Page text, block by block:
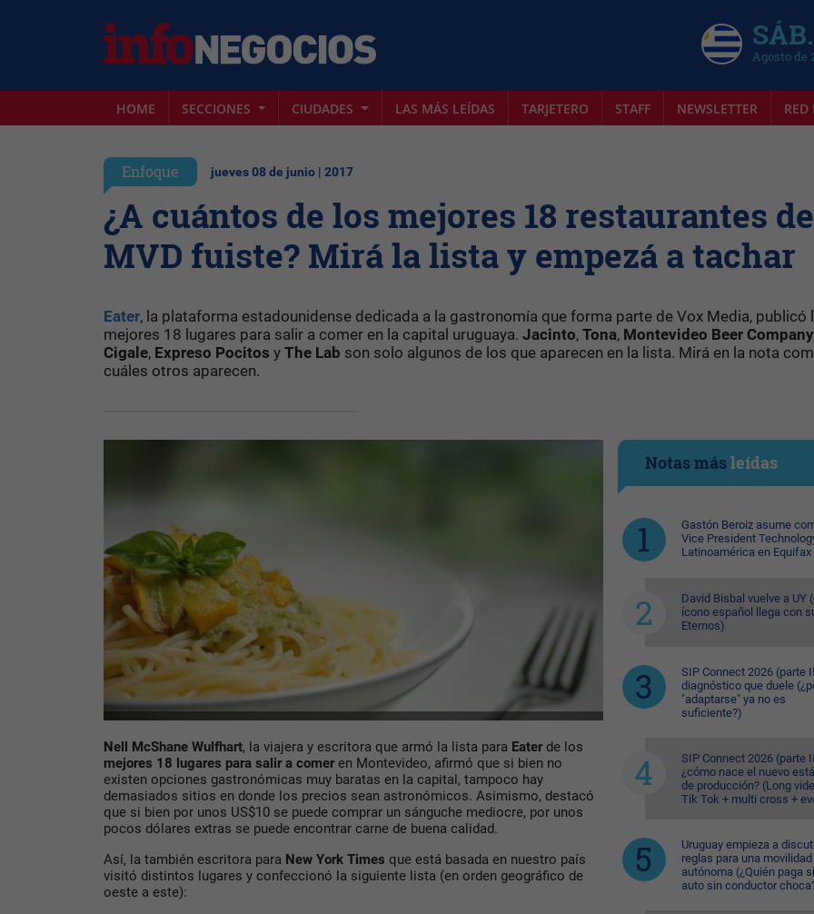
Agosto de
HOME SECCIONES CIUDADES LAS MÁS LEÍDAS TARJETERO STAFF NEWSLETTER RED
Enfoque jueves 08 de junio | 2017
¿A cuántos de los mejores 18 restaurantes de
MVD fuiste? Mirá la lista y empezá a tachar
Eater, la plataforma estadounidense dedicada a la gastronomía que forma parte de Vox Media, publicó
mejores 18 lugares para salir a comer en la capital uruguaya. Jacinto, Tona, Montevideo Beer Company
Cigale, Expreso Pocitos y The Lab son solo algunos de los que aparecen en la lista. Mirá en la nota
cuáles otros aparecen.
Nell McShane Wulfhart, la viajera y escritora que armó la lista para Eaterde los
mejores 18 lugares para salir a comeren Montevideo, afirmó que si bien no
existen opciones gastronómicas muy baratas en la capital, tampoco hay
demasiados sitios en donde los precios sean astronómicos. Asimismo, destacó
que si bien por unos US$10 se puede comprar un sánguche mediocre, por unos
pocos dólares extras se puede encontrar carne de buena calidad.
Así, la también escritora para New York Times que está basada en nuestro país
visitó distintos lugares y confeccionó la siguiente lista (en orden geográfico de
oeste a este):
Notas másleídas
Gastón Beroiz asume
Vice President
Latinoamérica en Equifax
David Bisbal vuelve a UY
ícono español llega con
Eternos)
SIP Connect 2026 (parte
diagnóstico que duele
"adaptarse" ya no es
suficiente?)
SIP Connect 2026 (parte
¿cómo nace el nuevo
de producción? (Long
Tik Tok + multi cross +
Uruguay empieza a
reglas para una movilidad
autónoma (¿Quién paga
auto sin conductor